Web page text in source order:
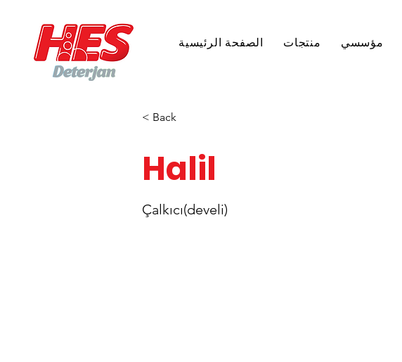
الصفحة الرئيسية منتجات مؤسسي
< Back
Halil
Çalkıcı(develi)